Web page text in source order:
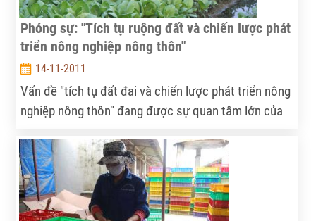
Phóng sự: "Tích tụ ruộng đất và chiến lược phát
triển nông nghiệp nông thôn"
14-11-2011
Vấn đề "tích tụ đất đai và chiến lược phát triển nông
nghiệp nông thôn" đang được sự quan tâm lớn của
định chính sách về nông nghiệp nông thôn.